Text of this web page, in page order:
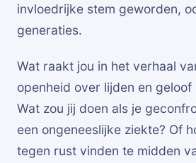
invloedrijke stem geworden,
generaties.
Wat raakt jou in het verhaal
openheid over lijden en
Wat zou jij doen als je
een ongeneeslijke ziekte? Of
tegen rust vinden te midden